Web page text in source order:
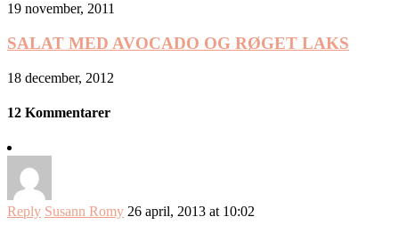
19 november, 2011
SALAT MED AVOCADO OG RØGET LAKS
18 december, 2012
12 Kommentarer
Reply Susann Romy 26 april, 2013 at 10:02